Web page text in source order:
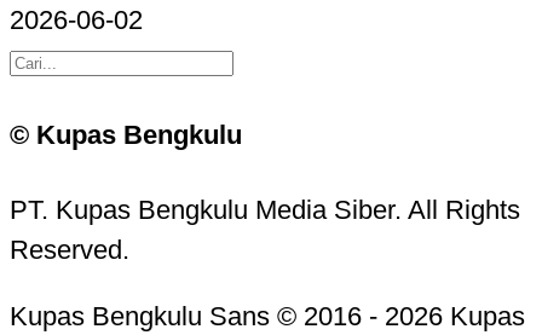
2026-06-02
© Kupas Bengkulu
PT. Kupas Bengkulu Media Siber. All Rights
Reserved.
Kupas Bengkulu Sans © 2016 - 2026 Kupas